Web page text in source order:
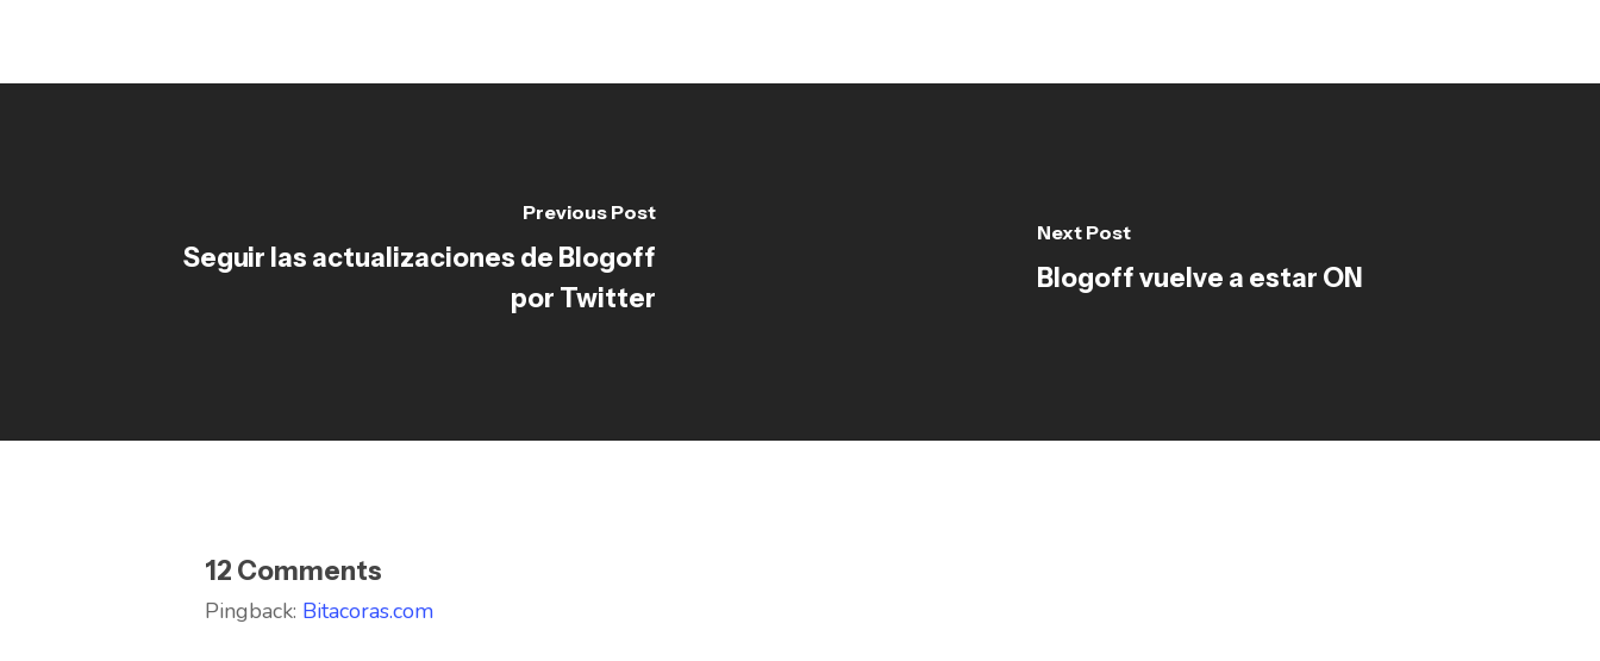
Previous Post
Seguir las actualizaciones de Blogoff
por Twitter
Next Post
Blogoff vuelve a estar ON
12 Comments
Pingback: Bitacoras.com